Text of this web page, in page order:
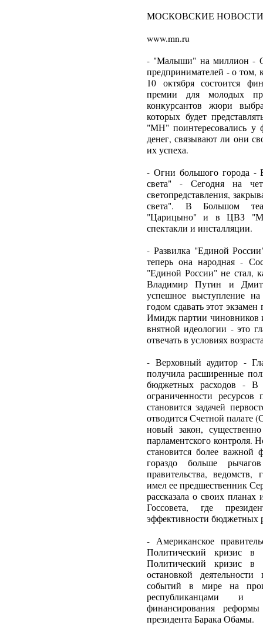
МОСКОВСКИЕ НОВОСТИ
www.mn.ru
- "Малыши" на миллион -
предпринимателей - о том,
10 октября состоится
премии для молодых
конкурсантов жюри
которых будет
"МН" поинтересовались у
денег, связывают ли они
их успеха.
- Огни большого города -
света" - Сегодня на
светопредставления,
света". В Большом
"Царицыно" и в ЦВЗ
спектакли и инсталляции.
- Развилка "Единой
теперь она народная -
"Единой России" не стал,
Владимир Путин и
успешное выступление
годом сдавать этот
Имидж партии чиновников
внятной идеологии - это
отвечать в условиях
- Верховный аудитор -
получила расширенные
бюджетных расходов - В
ограниченности ресурсов
становится задачей
отводится Счетной палате
новый закон,
парламентского контроля.
становится более важной
гораздо больше
правительства,
имел ее предшественник
рассказала о своих
Госсовета, где
эффективности бюджетных
- Американское
Политический кризис
Политический кризис
остановкой
событий в мире на
республиканцами и
финансирования
президента Барака Обамы.